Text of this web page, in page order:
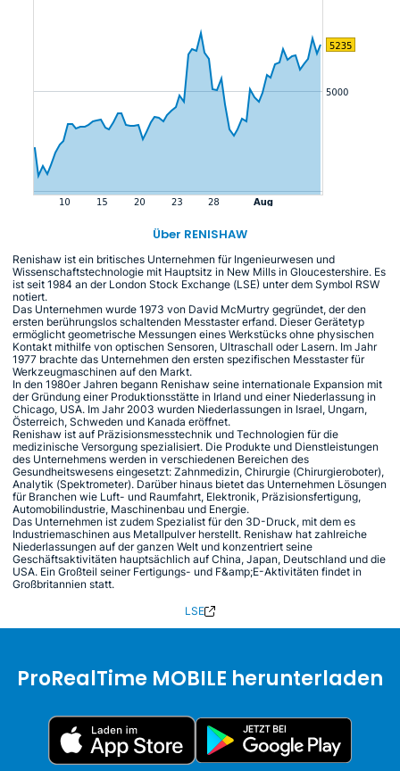
Über RENISHAW
Renishaw ist ein britisches Unternehmen für Ingenieurwesen und
Wissenschaftstechnologie mit Hauptsitz in New Mills in Gloucestershire. Es
ist seit 1984 an der London Stock Exchange (LSE) unter dem Symbol RSW
notiert.
Das Unternehmen wurde 1973 von David McMurtry gegründet, der den
ersten berührungslos schaltenden Messtaster erfand. Dieser Gerätetyp
ermöglicht geometrische Messungen eines Werkstücks ohne physischen
Kontakt mithilfe von optischen Sensoren, Ultraschall oder Lasern. Im Jahr
1977 brachte das Unternehmen den ersten spezifischen Messtaster für
Werkzeugmaschinen auf den Markt.
In den 1980er Jahren begann Renishaw seine internationale Expansion mit
der Gründung einer Produktionsstätte in Irland und einer Niederlassung in
Chicago, USA. Im Jahr 2003 wurden Niederlassungen in Israel, Ungarn,
Österreich, Schweden und Kanada eröffnet.
Renishaw ist auf Präzisionsmesstechnik und Technologien für die
medizinische Versorgung spezialisiert. Die Produkte und Dienstleistungen
des Unternehmens werden in verschiedenen Bereichen des
Gesundheitswesens eingesetzt: Zahnmedizin, Chirurgie (Chirurgieroboter),
Analytik (Spektrometer). Darüber hinaus bietet das Unternehmen Lösungen
für Branchen wie Luft- und Raumfahrt, Elektronik, Präzisionsfertigung,
Automobilindustrie, Maschinenbau und Energie.
Das Unternehmen ist zudem Spezialist für den 3D-Druck, mit dem es
Industriemaschinen aus Metallpulver herstellt. Renishaw hat zahlreiche
Niederlassungen auf der ganzen Welt und konzentriert seine
Geschäftsaktivitäten hauptsächlich auf China, Japan, Deutschland und die
USA. Ein Großteil seiner Fertigungs- und F&amp;E-Aktivitäten findet in
Großbritannien statt.
LSE
ProRealTime MOBILE herunterladen